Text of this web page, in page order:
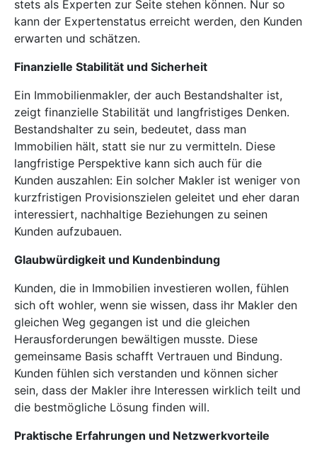
stets als Experten zur Seite stehen können. Nur so
kann der Expertenstatus erreicht werden, den Kunden
erwarten und schätzen.
Finanzielle Stabilität und Sicherheit
Ein Immobilienmakler, der auch Bestandshalter ist,
zeigt finanzielle Stabilität und langfristiges Denken.
Bestandshalter zu sein, bedeutet, dass man
Immobilien hält, statt sie nur zu vermitteln. Diese
langfristige Perspektive kann sich auch für die
Kunden auszahlen: Ein solcher Makler ist weniger von
kurzfristigen Provisionszielen geleitet und eher daran
interessiert, nachhaltige Beziehungen zu seinen
Kunden aufzubauen.
Glaubwürdigkeit und Kundenbindung
Kunden, die in Immobilien investieren wollen, fühlen
sich oft wohler, wenn sie wissen, dass ihr Makler den
gleichen Weg gegangen ist und die gleichen
Herausforderungen bewältigen musste. Diese
gemeinsame Basis schafft Vertrauen und Bindung.
Kunden fühlen sich verstanden und können sicher
sein, dass der Makler ihre Interessen wirklich teilt und
die bestmögliche Lösung finden will.
Praktische Erfahrungen und Netzwerkvorteile